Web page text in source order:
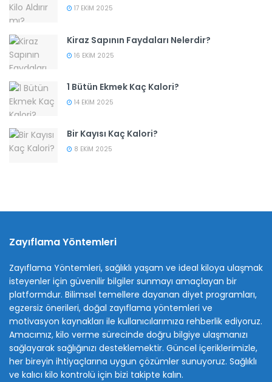
17 EKIM 2025
Kiraz Sapının Faydaları Nelerdir?
16 EKIM 2025
1 Bütün Ekmek Kaç Kalori?
14 EKIM 2025
Bir Kayısı Kaç Kalori?
8 EKIM 2025
Zayıflama Yöntemleri
Zayıflama Yöntemleri, sağlıklı yaşam ve ideal kiloya ulaşmak
isteyenler için güvenilir bilgiler sunmayı amaçlayan bir
platformdur. Bilimsel temellere dayanan diyet programları,
egzersiz önerileri, doğal zayıflama yöntemleri ve
motivasyon kaynakları ile kullanıcılarımıza rehberlik ediyoruz.
Amacımız, kilo verme sürecinde doğru bilgiye ulaşmanızı
sağlayarak sağlığınızı desteklemektir. Güncel içeriklerimizle,
her bireyin ihtiyaçlarına uygun çözümler sunuyoruz. Sağlıklı
ve kalıcı kilo kontrolü için bizi takipte kalın.